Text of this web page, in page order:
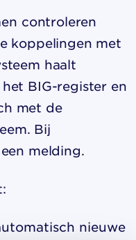
controleren
koppelingen met
haalt
BIG-register en
met de
Bij
melding.
nieuwe